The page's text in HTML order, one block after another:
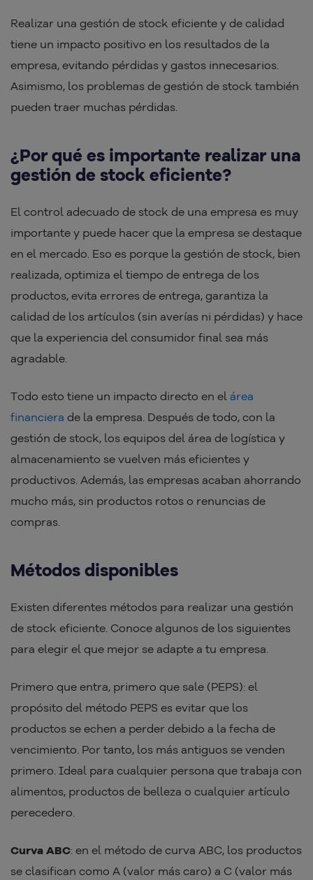
Realizar una gestión de stock eficiente y de calidad
tiene un impacto positivo en los resultados de la
empresa, evitando pérdidas y gastos innecesarios.
Asimismo, los problemas de gestión de stock también
pueden traer muchas pérdidas.
¿Por qué es importante realizar una
gestión de stock eficiente?
El control adecuado de stock de una empresa es muy
importante y puede hacer que la empresa se destaque
en el mercado. Eso es porque la gestión de stock, bien
realizada, optimiza el tiempo de entrega de los
productos, evita errores de entrega, garantiza la
calidad de los artículos (sin averías ni pérdidas) y hace
que la experiencia del consumidor final sea más
agradable.
Todo esto tiene un impacto directo en el área
financiera de la empresa. Después de todo, con la
gestión de stock, los equipos del área de logística y
almacenamiento se vuelven más eficientes y
productivos. Además, las empresas acaban ahorrando
mucho más, sin productos rotos o renuncias de
compras.
Métodos disponibles
Existen diferentes métodos para realizar una gestión
de stock eficiente. Conoce algunos de los siguientes
para elegir el que mejor se adapte a tu empresa.
Primero que entra, primero que sale (PEPS): el
propósito del método PEPS es evitar que los
productos se echen a perder debido a la fecha de
vencimiento. Por tanto, los más antiguos se venden
primero. Ideal para cualquier persona que trabaja con
alimentos, productos de belleza o cualquier artículo
perecedero.
Curva ABC: en el método de curva ABC, los productos
se clasifican como A (valor más caro) a C (valor más